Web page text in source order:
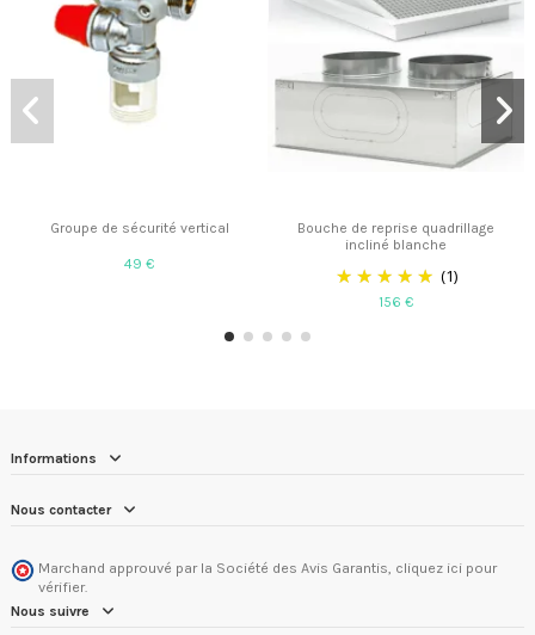
Groupe de sécurité vertical
49 €
Bouche de reprise quadrillage
incliné blanche
(1)
156 €
Informations
Nous contacter
Marchand approuvé par la Société des Avis Garantis, cliquez ici pour
vérifier.
Nous suivre